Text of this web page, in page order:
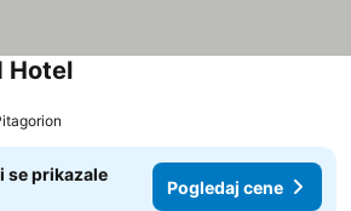
HotelPogledaj cene
se prikazale
Pogledaj cene